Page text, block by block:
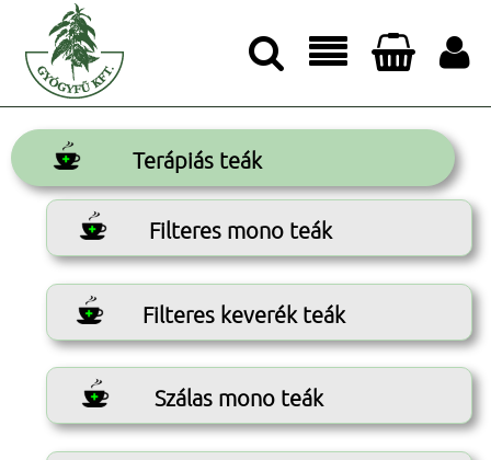




Terápiás teák
Filteres mono teák
Filteres keverék teák
Szálas mono teák